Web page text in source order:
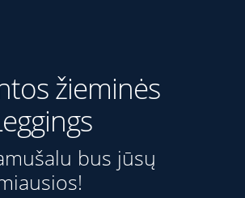
žieminės
bus jūsų